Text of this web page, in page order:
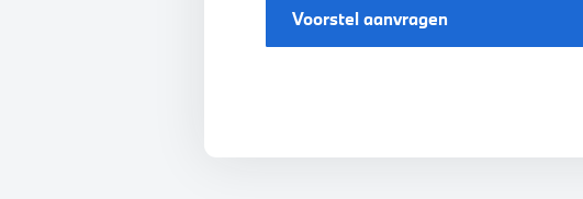
Voorstel aanvragen